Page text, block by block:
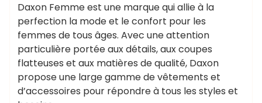
Daxon Femme est une marque qui allie à la
perfection la mode et le confort pour les
femmes de tous âges. Avec une attention
particulière portée aux détails, aux coupes
flatteuses et aux matières de qualité, Daxon
propose une large gamme de vêtements et
d’accessoires pour répondre à tous les styles et